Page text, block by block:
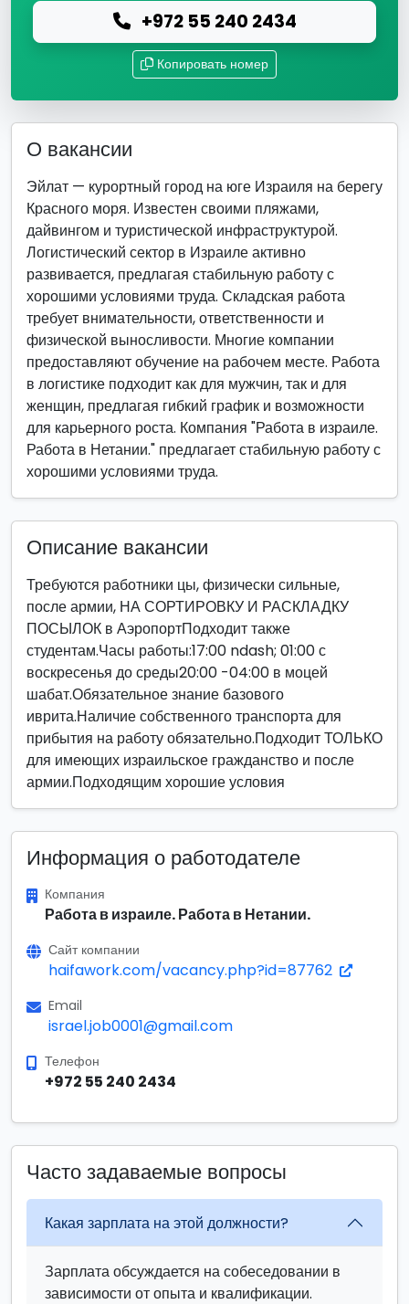
+972 55 240 2434
Копировать номер
О вакансии
Эйлат — курортный город на юге Израиля на берегу
Красного моря. Известен своими пляжами,
дайвингом и туристической инфраструктурой.
Логистический сектор в Израиле активно
развивается, предлагая стабильную работу с
хорошими условиями труда. Складская работа
требует внимательности, ответственности и
физической выносливости. Многие компании
предоставляют обучение на рабочем месте. Работа
в логистике подходит как для мужчин, так и для
женщин, предлагая гибкий график и возможности
для карьерного роста. Компания "Работа в израиле.
Работа в Нетании." предлагает стабильную работу с
хорошими условиями труда.
Описание вакансии
Требуются работники цы, физически сильные,
после армии, НА СОРТИРОВКУ И РАСКЛАДКУ
ПОСЫЛОК в АэропортПодходит также
студентам.Часы работы:17:00 ndash; 01:00 с
воскресенья до среды20:00 -04:00 в моцей
шабат.Обязательное знание базового
иврита.Наличие собственного транспорта для
прибытия на работу обязательно.Подходит ТОЛЬКО
для имеющих израильское гражданство и после
армии.Подходящим хорошие условия
Информация о работодателе
Компания
Работа в израиле. Работа в Нетании.
Сайт компании
haifawork.com/vacancy.php?id=87762
Email
israel.job0001@gmail.com
Телефон
+972 55 240 2434
Часто задаваемые вопросы
Какая зарплата на этой должности?
Зарплата обсуждается на собеседовании в
зависимости от опыта и квалификации.